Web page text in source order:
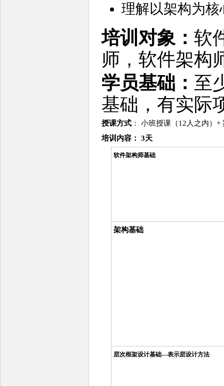
理解以架构为
培训对象： 软
师，软件架构
学员基础： 至
基础，有实际
授课方式 ： 小班授课（12人之内）
培训 内容 ： 3天
软件架构师基础
架构基础
层次框架设计基础—表示层设计方法